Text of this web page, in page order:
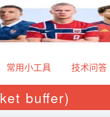
常用小工具 技术问答
buffer)